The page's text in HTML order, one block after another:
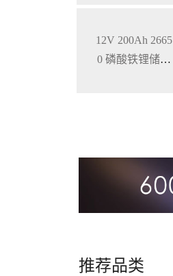
12V 200Ah 2665
0 磷酸铁锂储能
推荐品类